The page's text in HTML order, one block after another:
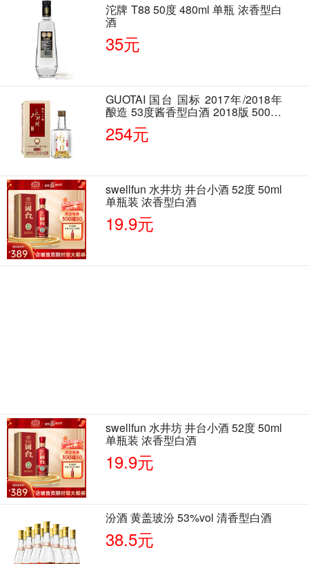
沱牌 T88 50度 480ml 单瓶 浓香型白
酒
35元
GUOTAI 国台 国标 2017年/2018年
酿造 53度酱香型白酒 2018版 500ml
单瓶装
254元
swellfun 水井坊 井台小酒 52度 50ml
单瓶装 浓香型白酒
19.9元
swellfun 水井坊 井台小酒 52度 50ml
单瓶装 浓香型白酒
19.9元
汾酒 黄盖玻汾 53%vol 清香型白酒
38.5元